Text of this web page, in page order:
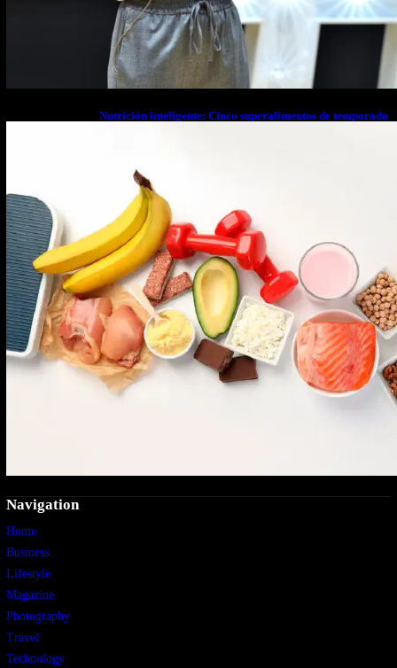
Nutrición inteligente: Cinco superalimentos de temporada
Navigation
Home
Business
Lifestyle
Magazine
Photography
Travel
Technology